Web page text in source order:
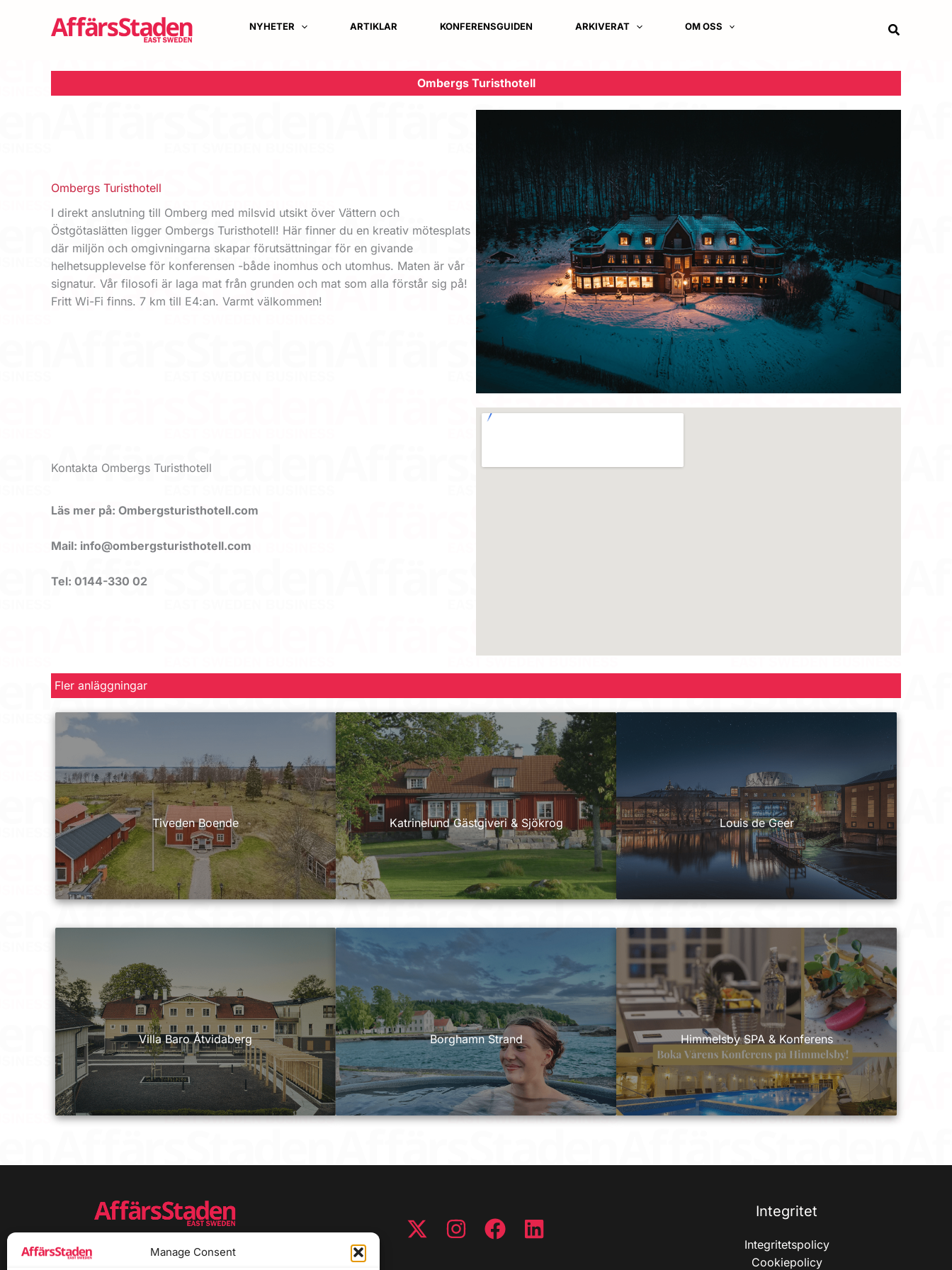
Manage Consent
NYHETER ARTIKLAR KONFERENSGUIDEN ARKIVERAT OM OSS Sök
Ombergs Turisthotell
Ombergs Turisthotell
I direkt anslutning till Omberg med milsvid utsikt över Vättern och
Östgötaslätten ligger Ombergs Turisthotell! Här finner du en kreativ mötesplats
där miljön och omgivningarna skapar förutsättningar för en givande
helhetsupplevelse för konferensen -både inomhus och utomhus. Maten är vår
signatur. Vår filosofi är laga mat från grunden och mat som alla förstår sig på!
Fritt Wi-Fi finns. 7 km till E4:an. Varmt välkommen!
Kontakta Ombergs Turisthotell
Läs mer på: Ombergsturisthotell.com
Mail: info@ombergsturisthotell.com
Tel: 0144-330 02
Fler anläggningar
Tiveden Boende Katrinelund Gästgiveri & Sjökrog Louis de Geer
Villa Baro Åtvidaberg Borghamn Strand Himmelsby SPA & Konferens
Integritet
Integritetspolicy
Cookiepolicy